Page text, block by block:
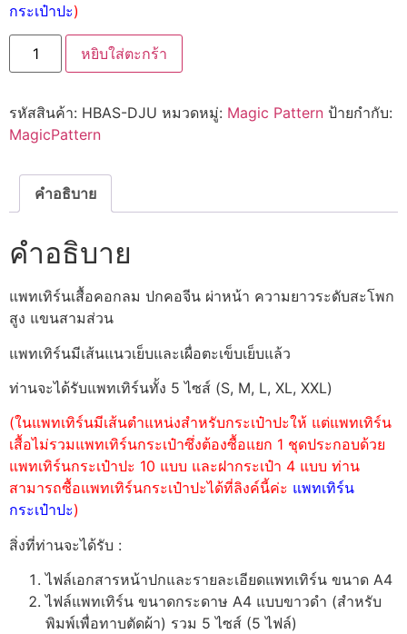
กระเป๋าปะ)
หยิบใส่ตะกร้า
รหัสสินค้า: HBAS-DJU หมวดหมู่: Magic Pattern ป้ายกำกับ:
MagicPattern
คำอธิบาย
คำอธิบาย
แพทเทิร์นเสื้อคอกลม ปกคอจีน ผ่าหน้า ความยาวระดับสะโพก
สูง แขนสามส่วน
แพทเทิร์นมีเส้นแนวเย็บและเผื่อตะเข็บเย็บแล้ว
ท่านจะได้รับแพทเทิร์นทั้ง 5 ไซส์ (S, M, L, XL, XXL)
(ในแพทเทิร์นมีเส้นตำแหน่งสำหรับกระเป๋าปะให้ แต่แพทเทิร์น
เสื้อไม่รวมแพทเทิร์นกระเป๋าซึ่งต้องซื้อแยก 1 ชุดประกอบด้วย
แพทเทิร์นกระเป๋าปะ 10 แบบ และฝากระเป๋า 4 แบบ ท่าน
สามารถซื้อแพทเทิร์นกระเป๋าปะได้ที่ลิงค์นี้ค่ะ แพทเทิร์น
กระเป๋าปะ)
สิ่งที่ท่านจะได้รับ :
ไฟล์เอกสารหน้าปกและรายละเอียดแพทเทิร์น ขนาด A4
ไฟล์แพทเทิร์น ขนาดกระดาษ A4 แบบขาวดำ (สำหรับ
พิมพ์เพื่อทาบตัดผ้า) รวม 5 ไซส์ (5 ไฟล์)